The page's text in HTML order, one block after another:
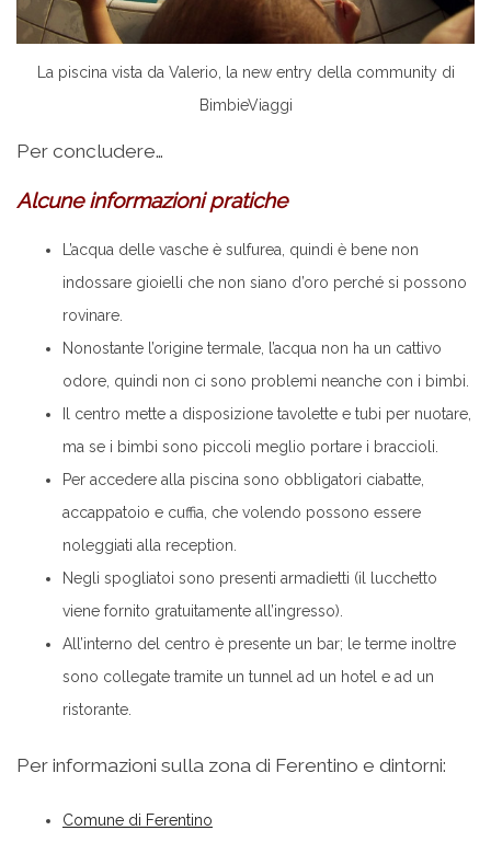
La piscina vista da Valerio, la new entry della community di
BimbieViaggi
Per concludere…
Alcune informazioni pratiche
L’acqua delle vasche è sulfurea, quindi è bene non
indossare gioielli che non siano d’oro perché si possono
rovinare.
Nonostante l’origine termale, l’acqua non ha un cattivo
odore, quindi non ci sono problemi neanche con i bimbi.
Il centro mette a disposizione tavolette e tubi per nuotare,
ma se i bimbi sono piccoli meglio portare i braccioli.
Per accedere alla piscina sono obbligatori ciabatte,
accappatoio e cuffia, che volendo possono essere
noleggiati alla reception.
Negli spogliatoi sono presenti armadietti (il lucchetto
viene fornito gratuitamente all’ingresso).
All’interno del centro è presente un bar; le terme inoltre
sono collegate tramite un tunnel ad un hotel e ad un
ristorante.
Per informazioni sulla zona di Ferentino e dintorni:
Comune di Ferentino